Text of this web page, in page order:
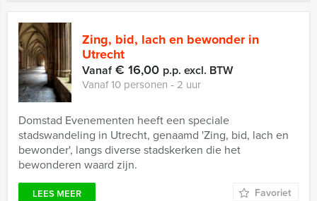
Zing, bid, lach en bewonder in
Utrecht
Vanaf€ 16,00 p.p. excl. BTW
Vanaf 10 personen ‐ 2 uur
Domstad Evenementen heeft een speciale
stadswandeling in Utrecht, genaamd 'Zing, bid, lach en
bewonder', langs diverse stadskerken die het
bewonderen waard zijn.
LEES MEER Favoriet